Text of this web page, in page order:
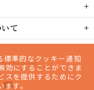
て
Reserved.
標準的なクッキー通知
効にすることができま
スを提供するためにク
す。